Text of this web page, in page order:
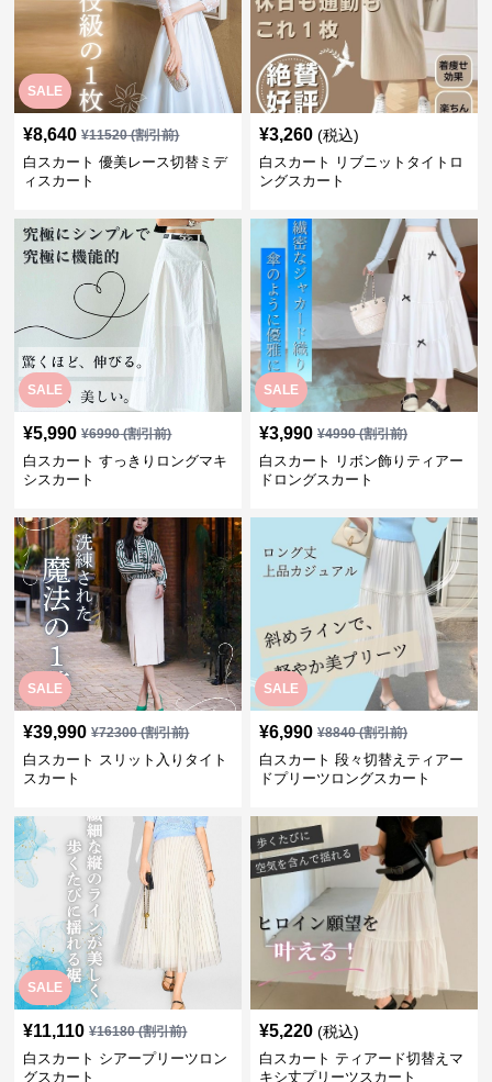
SALE
¥8,640 ¥11520(割引前)
白スカート 優美レース切替ミデ
ィスカート
¥3,260 (税込)
白スカート リブニットタイトロ
ングスカート
SALE
¥5,990 ¥6990(割引前)
白スカート すっきりロングマキ
シスカート
SALE
¥3,990 ¥4990(割引前)
白スカート リボン飾りティアー
ドロングスカート
SALE
¥39,990 ¥72300(割引前)
白スカート スリット入りタイト
スカート
SALE
¥6,990 ¥8840(割引前)
白スカート 段々切替えティアー
ドプリーツロングスカート
SALE
¥11,110 ¥16180(割引前)
白スカート シアープリーツロン
グスカート
¥5,220 (税込)
白スカート ティアード切替えマ
キシ丈プリーツスカート